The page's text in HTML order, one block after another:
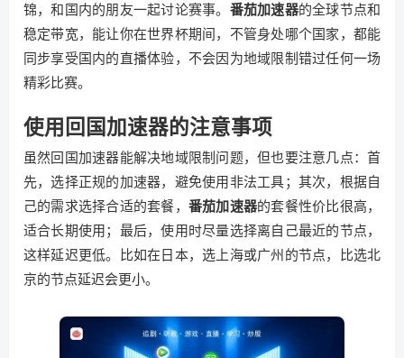
锦，和国内的朋友一起讨论赛事。 番茄加速器的全球节点和
稳定带宽，能让你在世界杯期间，不管身处哪个国家，都能
同步享受国内的直播体验，不会因为地域限制错过任何一场
精彩比赛。
使用回国加速器的注意事项
虽然回国加速器能解决地域限制问题，但也要注意几点：首
先，选择正规的加速器，避免使用非法工具；其次，根据自
己的需求选择合适的套餐， 番茄加速器的套餐性价比很高，
适合长期使用；最后，使用时尽量选择离自己最近的节点，
这样延迟更低。比如在日本，选上海或广州的节点，比选北
京的节点延迟会更小。